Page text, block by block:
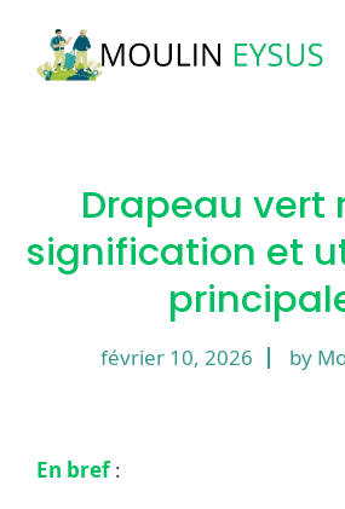
contenu
Drapeau vert
signification et
février 10, 2026 by
En bref: